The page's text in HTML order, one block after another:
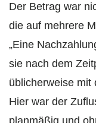
Der Betrag war
die auf mehrere
„Eine
sie nach dem
üblicherweise mit
Hier war der